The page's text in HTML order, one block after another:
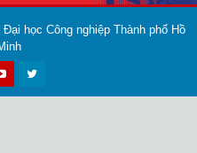
học Công nghiệp Thành phố Hồ